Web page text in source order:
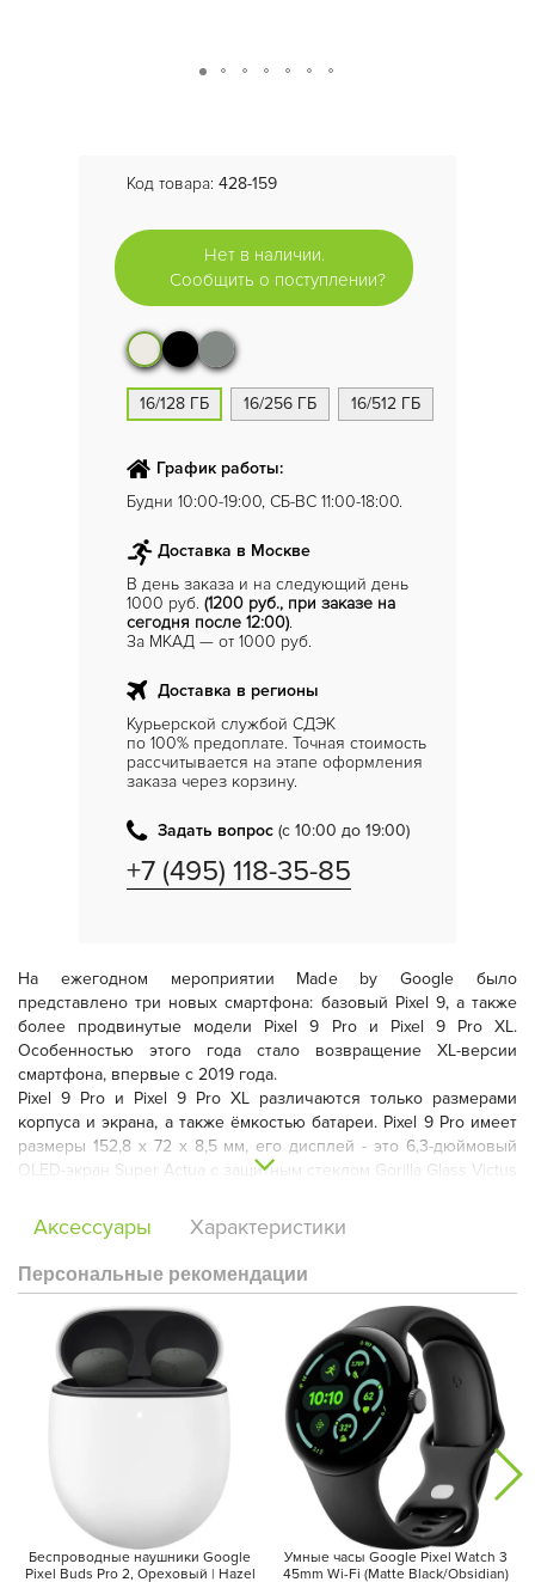
Код товара: 428-159
Нет в наличии.
Сообщить о поступлении?
16/128 ГБ 16/256 ГБ 16/512 ГБ
График работы:
Будни 10:00-19:00, СБ-ВС 11:00-18:00.
Доставка в Москве
В день заказа и на следующий день
1000 руб. (1200 руб., при заказе на
сегодня после 12:00).
За МКАД — от 1000 руб.
Доставка в регионы
Курьерской службой СДЭК
по 100% предоплате. Точная стоимость
рассчитывается на этапе оформления
заказа через корзину.
Задать вопрос (с 10:00 до 19:00)
+7 (495) 118-35-85
На ежегодном мероприятии Made by Google было
представлено три новых смартфона: базовый Pixel 9, а также
более продвинутые модели Pixel 9 Pro и Pixel 9 Pro XL.
Особенностью этого года стало возвращение XL-версии
смартфона, впервые с 2019 года.
Pixel 9 Pro и Pixel 9 Pro XL различаются только размерами
корпуса и экрана, а также ёмкостью батареи. Pixel 9 Pro имеет
размеры 152,8 x 72 x 8,5 мм, его дисплей - это 6,3-дюймовый
OLED-экран Super Actua с защитным стеклом Gorilla Glass Victus
от 1 до 120 Гц. Батарея в этой модели на 4700 мАч,
поддерживающая быструю проводную зарядку на 27 Вт и
беспроводную на 21 Вт.
Аксессуары Характеристики
Персональные рекомендации
Беспроводные наушники Google
Pixel Buds Pro 2, Ореховый | Hazel
Умные часы Google Pixel Watch 3
45mm Wi-Fi (Matte Black/Obsidian)